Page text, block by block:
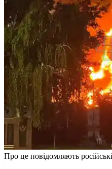
Про це повідомляють